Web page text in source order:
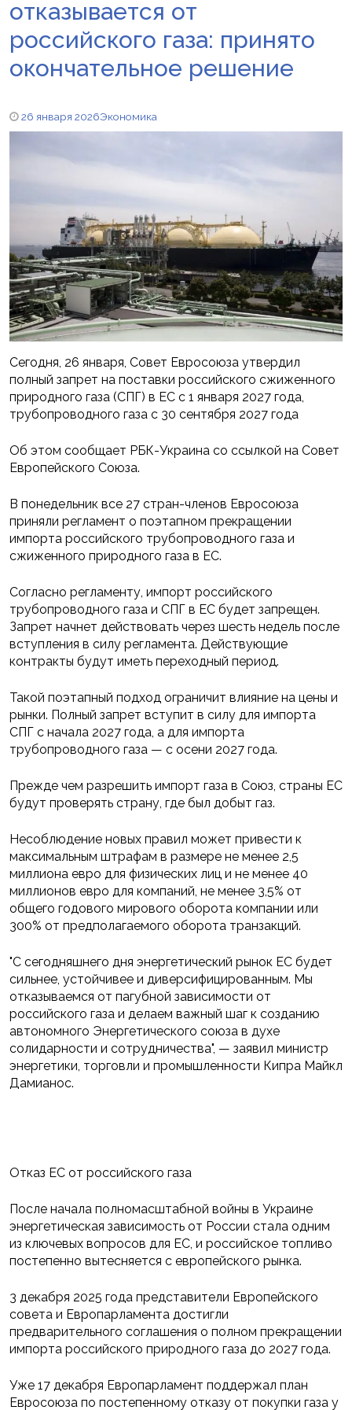
отказывается от
российского газа: принято
окончательное решение
26 января 2026Экономика
Сегодня, 26 января, Совет Евросоюза утвердил
полный запрет на поставки российского сжиженного
природного газа (СПГ) в ЕС с 1 января 2027 года,
трубопроводного газа с 30 сентября 2027 года
Об этом сообщает РБК-Украина со ссылкой на Совет
Европейского Союза.
В понедельник все 27 стран-членов Евросоюза
приняли регламент о поэтапном прекращении
импорта российского трубопроводного газа и
сжиженного природного газа в ЕС.
Согласно регламенту, импорт российского
трубопроводного газа и СПГ в ЕС будет запрещен.
Запрет начнет действовать через шесть недель после
вступления в силу регламента. Действующие
контракты будут иметь переходный период.
Такой поэтапный подход ограничит влияние на цены и
рынки. Полный запрет вступит в силу для импорта
СПГ с начала 2027 года, а для импорта
трубопроводного газа — с осени 2027 года.
Прежде чем разрешить импорт газа в Союз, страны ЕС
будут проверять страну, где был добыт газ.
Несоблюдение новых правил может привести к
максимальным штрафам в размере не менее 2,5
миллиона евро для физических лиц и не менее 40
миллионов евро для компаний, не менее 3,5% от
общего годового мирового оборота компании или
300% от предполагаемого оборота транзакций.
"С сегодняшнего дня энергетический рынок ЕС будет
сильнее, устойчивее и диверсифицированным. Мы
отказываемся от пагубной зависимости от
российского газа и делаем важный шаг к созданию
автономного Энергетического союза в духе
солидарности и сотрудничества", — заявил министр
энергетики, торговли и промышленности Кипра Майкл
Дамианос.
Отказ ЕС от российского газа
После начала полномасштабной войны в Украине
энергетическая зависимость от России стала одним
из ключевых вопросов для ЕС, и российское топливо
постепенно вытесняется с европейского рынка.
3 декабря 2025 года представители Европейского
совета и Европарламента достигли
предварительного соглашения о полном прекращении
импорта российского природного газа до 2027 года.
Уже 17 декабря Европарламент поддержал план
Евросоюза по постепенному отказу от покупки газа у